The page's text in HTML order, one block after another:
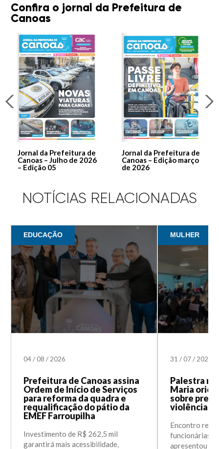
Confira o jornal da Prefeitura de
Canoas
Jornal da Prefeitura de
Canoas – Julho de 2026
– Edição 05
Jornal da Prefeitura de
Canoas – Edição março
de 2026
NOTÍCIAS RELACIONADAS
EDUCAÇÃO
04/08/ 2026
Prefeitura de Canoas assina
Ordem de Início de Serviços
para reforma da quadra e
requalificação do pátio da
EMEF Farroupilha
Investimento de R$ 262,5 mil
garantirá mais acessibilidade,
MULHER
31/07/ 2026
Palestra na
Maria
sobre
violência
Encontro
funcionárias
apresentou